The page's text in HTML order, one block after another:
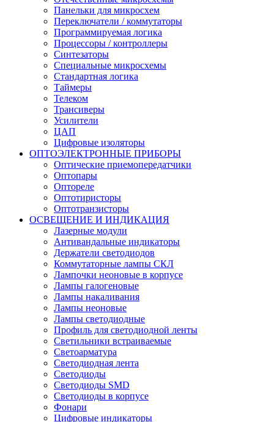
Панельки для микросхем
Переключатели / коммутаторы
Программируемая логика
Процессоры / контроллеры
Синтезаторы
Специальные микросхемы
Стандартная логика
Таймеры
Телеком
Трансиверы
Усилители
ЦАП
Цифровые изоляторы
ОПТОЭЛЕКТРОННЫЕ ПРИБОРЫ
Оптические приемопередатчики
Оптопары
Оптореле
Оптотиристоры
Оптотранзисторы
ОСВЕЩЕНИЕ И ИНДИКАЦИЯ
Лазерные модули
Антивандальные индикаторы
Держатели светодиодов
Коммутаторные лампы СКЛ
Лампочки неоновые в корпусе
Лампы галогеновые
Лампы накаливания
Лампы неоновые
Лампы светодиодные
Профиль для светодиодной ленты
Светильники встраиваемые
Светоарматура
Светодиодная лента
Светодиоды
Светодиоды SMD
Светодиоды в корпусе
Фонари
Цифровые индикаторы